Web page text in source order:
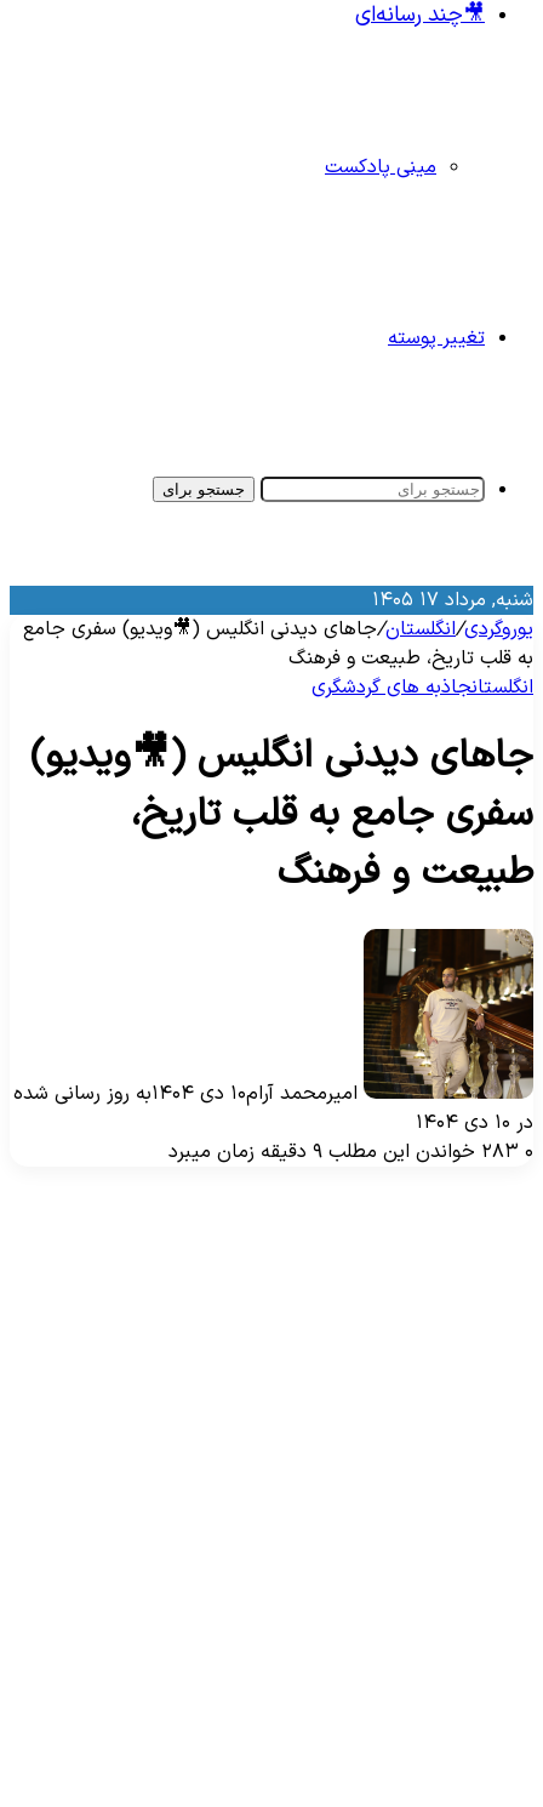
🎥چند رسانه‌ای
مینی پادکست
تغییر پوسته
جستجو برای
مرداد ۱۷ ۱۴۰۵
/انگلستان/جاهای دیدنی انگلیس (🎥ویدیو) سفری جامع
قلب تاریخ، طبیعت و فرهنگ
جاذبه‌ های گردشگری
دیدنی انگلیس (🎥ویدیو)
جامع به قلب تاریخ،
و فرهنگ
امیرمحمد آرام۱۰ دی ۱۴۰۴
به روز رسانی شده
دی ۱۴۰۴
خواندن این مطلب ۹ دقیقه زمان میبرد